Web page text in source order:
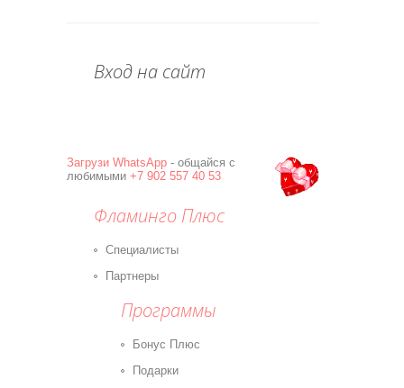
Вход на сайт
Загрузи WhatsApp - общайся с
любимыми +7 902 557 40 53
Фламинго Плюс
Специалисты
Партнеры
Программы
Бонус Плюс
Подарки